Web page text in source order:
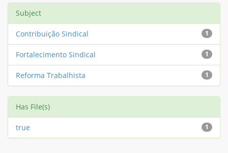
Subject
1
Contribuição Sindical
1
Fortalecimento Sindical
1
Reforma Trabalhista
Has File(s)
1
true